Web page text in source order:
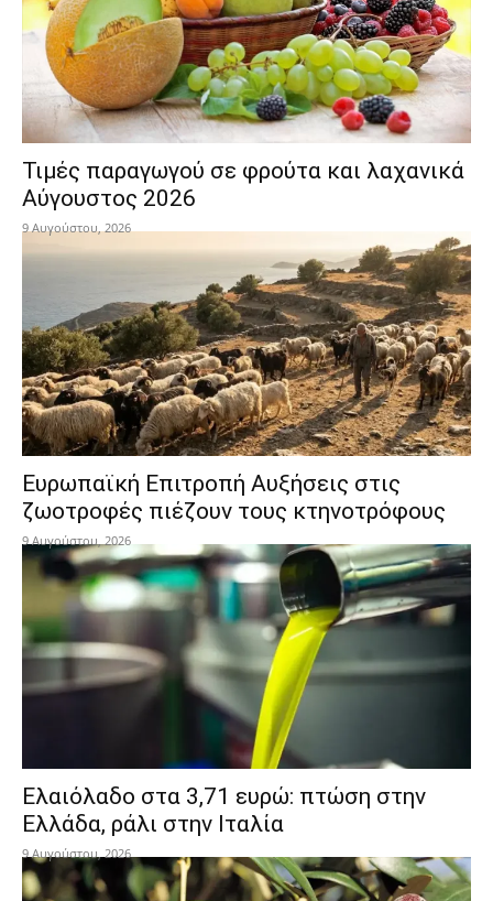
Τιμές παραγωγού σε φρούτα και λαχανικά
Αύγουστος 2026
9 Αυγούστου, 2026
Ευρωπαϊκή Επιτροπή Αυξήσεις στις
ζωοτροφές πιέζουν τους κτηνοτρόφους
9 Αυγούστου, 2026
Ελαιόλαδο στα 3,71 ευρώ: πτώση στην
Ελλάδα, ράλι στην Ιταλία
9 Αυγούστου, 2026